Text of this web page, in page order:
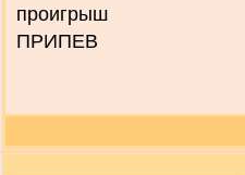
проигрыш
ПРИПЕВ